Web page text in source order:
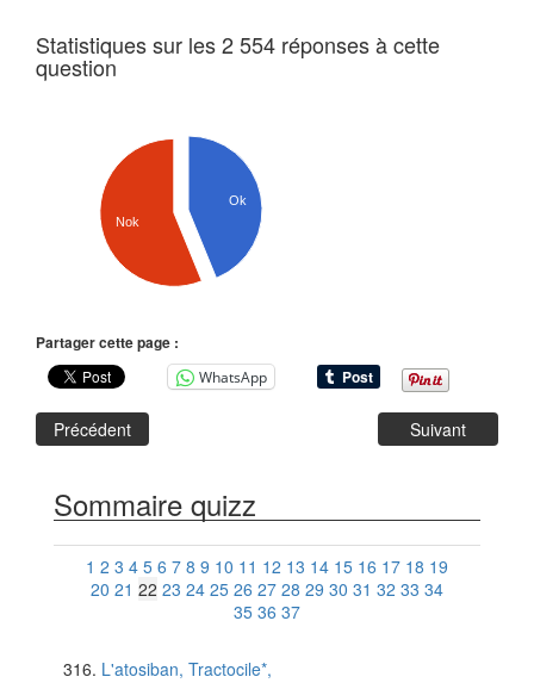
Statistiques sur les 2 554 réponses à cette
question
Ok
Nok
Partager cette page :
WhatsApp
Précédent Suivant
Sommaire quizz
1 2 3 4 5 6 7 8 9 10 11 12 13 14 15 16 17 18 19
20 21 22 23 24 25 26 27 28 29 30 31 32 33 34
35 36 37
L'atosiban, Tractocile*,